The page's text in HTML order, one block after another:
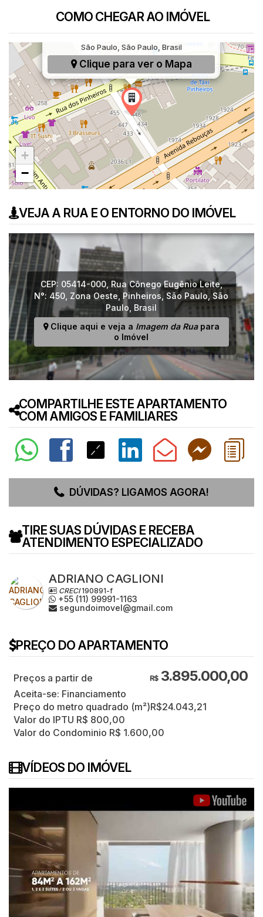
COMO CHEGAR AO IMÓVEL
Rua Cônego Eugênio Leite, 450, Pinheiros,
São Paulo, São Paulo, Brasil
Clique para ver o Mapa
+
−
VEJA A RUA E O ENTORNO DO IMÓVEL
CEP: 05414-000, Rua Cônego Eugênio Leite,
N°: 450 Zona Oeste Pinheiros São Paulo São
Paulo Brasil
Clique aqui e veja a Imagem da Ruapara
o Imóvel
COMPARTILHE ESTE APARTAMENTO
COM AMIGOS E FAMILIARES
DÚVIDAS? LIGAMOS AGORA!
TIRE SUAS DÚVIDAS E RECEBA
ATENDIMENTO ESPECIALIZADO
ADRIANO CAGLIONI
CRECI190891-f
+55 (11) 99991-1163
segundoimovel@gmail.com
PREÇO DO APARTAMENTO
R$3.895.000,00
Aceita-se: Financiamento
Preço do metro quadrado (m²)R$24.043,21
Valor do IPTU R$ 800,00
Valor do Condominio R$ 1.600,00
VÍDEOS DO IMÓVEL